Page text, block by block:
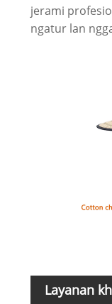
jerami
ngatur lan
Layanan